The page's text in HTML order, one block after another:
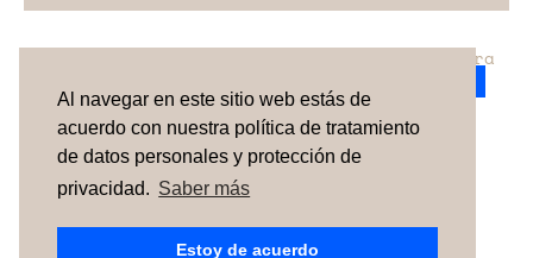
Al navegar en este sitio web estás de
acuerdo con nuestra política de tratamiento
de datos personales y protección de
privacidad. Saber más
Estoy de acuerdo
¿No has encontrado el servicio perfecto para
TÉRMINOS Y CONDICIONES
SOBRE NOSOTROS
CÓMO FUNCIONA
CONTACTO
ESPAÑA| PORTUGAL | UNITED KINGDOM